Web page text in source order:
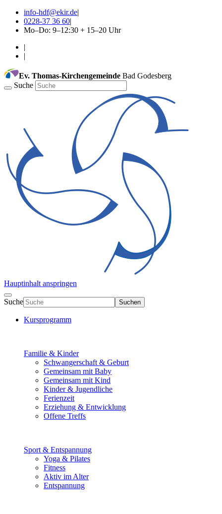
info-hdf@ekir.de|
0228-37 36 60|
Mo–Do: 9–12:30 + 15–20 Uhr
|
|
Ev. Thomas-Kirchengemeinde Bad Godesberg
Suche
Hauptinhalt anspringen
Suche Suchen
Kursprogramm
Familie & Kinder
Schwangerschaft & Geburt
Gemeinsam mit Baby
Gemeinsam mit Kind
Kinder & Jugendliche
Ferienzeit
Erziehung & Entwicklung
Offene Treffs
Sport & Entspannung
Yoga & Pilates
Fitness
Aktiv im Alter
Entspannung